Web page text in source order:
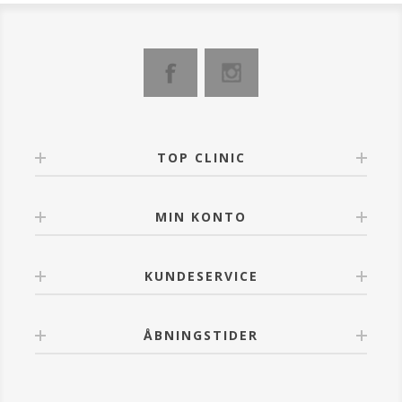
TOP CLINIC
MIN KONTO
KUNDESERVICE
ÅBNINGSTIDER